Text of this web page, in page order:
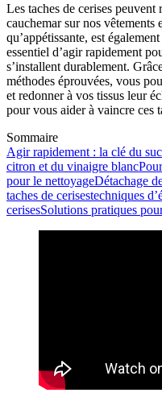
Les taches de cerises
cauchemar sur nos
qu’appétissante, est
essentiel d’agir rapidement
s’installent durablement.
méthodes éprouvées, vous
et redonner à vos tissus leur
pour vous aider à vaincre ces
Sommaire
Agir rapidement : la clé du
citron et du vinaigre blanc
pour le nettoyageDétachage
taches de cerisestechniques
cerisesSolutions pratiques